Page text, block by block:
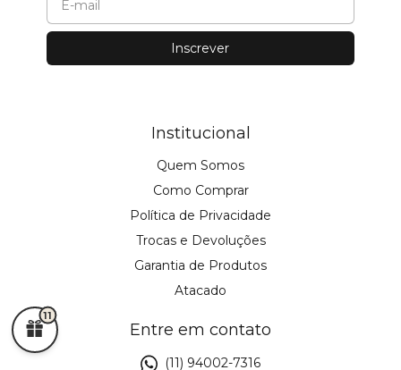
Institucional
Quem Somos
Como Comprar
Política de Privacidade
Trocas e Devoluções
Garantia de Produtos
Atacado
Entre em contato
(11) 94002-7316
11